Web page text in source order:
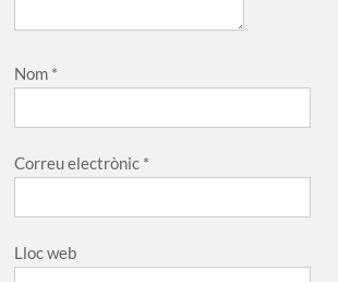
Nom *
Correu electrònic *
Lloc web